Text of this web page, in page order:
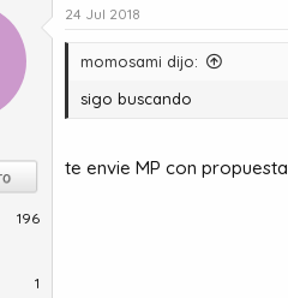
196
1
24 Jul 2018
momosami dijo:
sigo buscando
te envie MP con propuesta